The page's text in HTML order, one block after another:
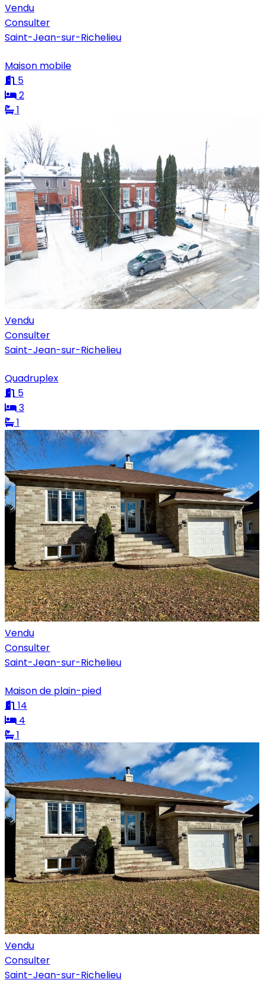
Vendu
Consulter
Saint-Jean-sur-Richelieu
Maison mobile
5
2
1
Vendu
Consulter
Saint-Jean-sur-Richelieu
Quadruplex
5
3
1
Vendu
Consulter
Saint-Jean-sur-Richelieu
Maison de plain-pied
14
4
1
Vendu
Consulter
Saint-Jean-sur-Richelieu